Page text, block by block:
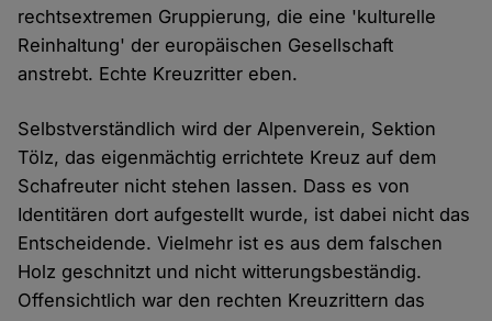
rechtsextremen Gruppierung, die eine 'kulturelle
Reinhaltung' der europäischen Gesellschaft
anstrebt. Echte Kreuzritter eben.
Selbstverständlich wird der Alpenverein, Sektion
Tölz, das eigenmächtig errichtete Kreuz auf dem
Schafreuter nicht stehen lassen. Dass es von
Identitären dort aufgestellt wurde, ist dabei nicht das
Entscheidende. Vielmehr ist es aus dem falschen
Holz geschnitzt und nicht witterungsbeständig.
Offensichtlich war den rechten Kreuzrittern das